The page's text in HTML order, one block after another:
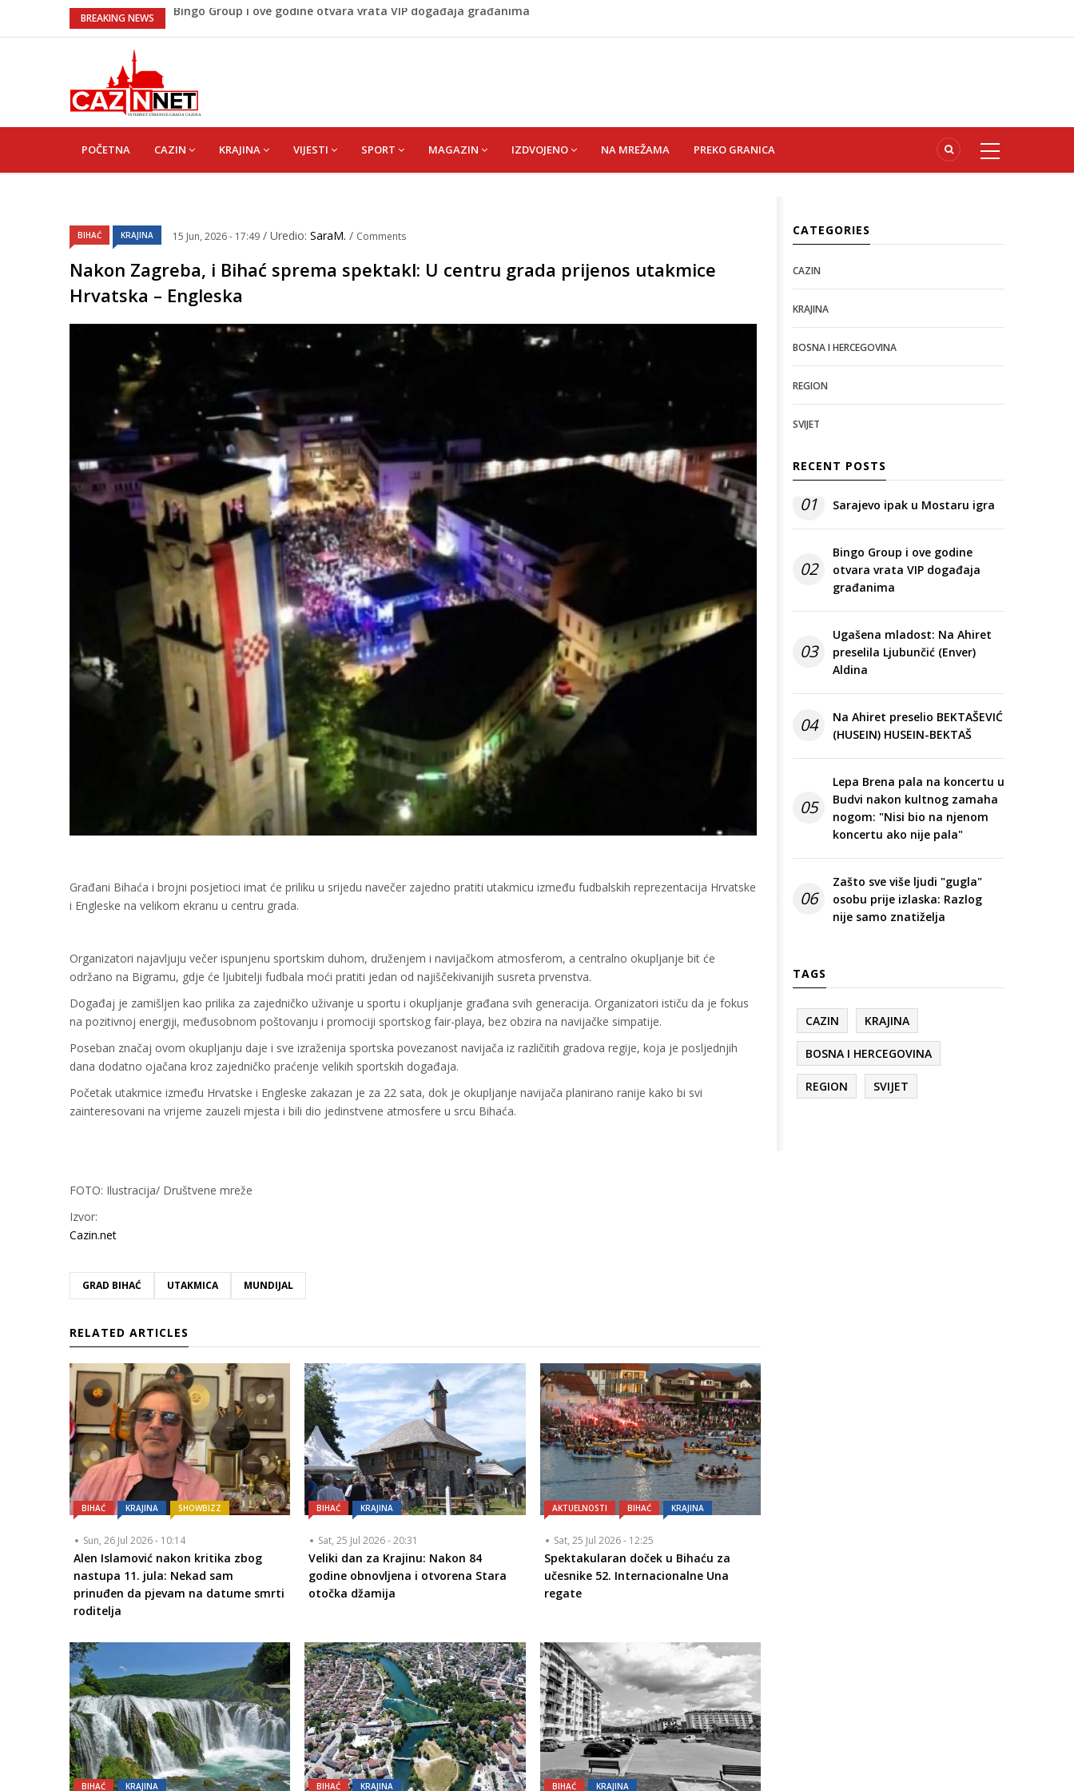
BREAKING NEWS
Sarajevo ipak u Mostaru igra
Lepa Brena pala na koncertu u Budvi nakon kultnog zamaha nogom: "Nisi bio na njenom
Ugašena mladost: Na Ahiret preselila Ljubunčić (Enver) Aldina
Bingo Group i ove godine otvara vrata VIP događaja građanima
NAVIGATION
POČETNA CAZIN KRAJINA VIJESTI SPORT MAGAZIN IZDVOJENO NA MREŽAMA PREKO GRANICA
BIHAĆ KRAJINA 15 Jun, 2026 - 17:49 / Uredio: SaraM. / Comments
Nakon Zagreba, i Bihać sprema spektakl: U centru grada prijenos utakmice
Hrvatska – Engleska
Građani Bihaća i brojni posjetioci imat će priliku u srijedu navečer zajedno pratiti utakmicu između fudbalskih reprezentacija Hrvatske
i Engleske na velikom ekranu u centru grada.
Organizatori najavljuju večer ispunjenu sportskim duhom, druženjem i navijačkom atmosferom, a centralno okupljanje bit će
održano na Bigramu, gdje će ljubitelji fudbala moći pratiti jedan od najiščekivanijih susreta prvenstva.
Događaj je zamišljen kao prilika za zajedničko uživanje u sportu i okupljanje građana svih generacija. Organizatori ističu da je fokus
na pozitivnoj energiji, međusobnom poštovanju i promociji sportskog fair-playa, bez obzira na navijačke simpatije.
Poseban značaj ovom okupljanju daje i sve izraženija sportska povezanost navijača iz različitih gradova regije, koja je posljednjih
dana dodatno ojačana kroz zajedničko praćenje velikih sportskih događaja.
Početak utakmice između Hrvatske i Engleske zakazan je za 22 sata, dok je okupljanje navijača planirano ranije kako bi svi
zainteresovani na vrijeme zauzeli mjesta i bili dio jedinstvene atmosfere u srcu Bihaća.
FOTO: Ilustracija/ Društvene mreže
Izvor:
Cazin.net
GRAD BIHAĆ UTAKMICA MUNDIJAL
RELATED ARTICLES
BIHAĆ KRAJINA SHOWBIZZ
Sun, 26 Jul 2026 - 10:14
Alen Islamović nakon kritika zbog
nastupa 11. jula: Nekad sam
prinuđen da pjevam na datume smrti
roditelja
BIHAĆ KRAJINA
Sat, 25 Jul 2026 - 20:31
Veliki dan za Krajinu: Nakon 84
godine obnovljena i otvorena Stara
otočka džamija
AKTUELNOSTI BIHAĆ KRAJINA
Sat, 25 Jul 2026 - 12:25
Spektakularan doček u Bihaću za
učesnike 52. Internacionalne Una
regate
BIHAĆ KRAJINA BIHAĆ KRAJINA BIHAĆ KRAJINA
CATEGORIES
CAZIN
KRAJINA
BOSNA I HERCEGOVINA
REGION
SVIJET
RECENT POSTS
01 Sarajevo ipak u Mostaru igra
02
Bingo Group i ove godine
otvara vrata VIP događaja
građanima
03
Ugašena mladost: Na Ahiret
preselila Ljubunčić (Enver)
Aldina
04
Na Ahiret preselio BEKTAŠEVIĆ
(HUSEIN) HUSEIN-BEKTAŠ
05
Lepa Brena pala na koncertu u
Budvi nakon kultnog zamaha
nogom: "Nisi bio na njenom
koncertu ako nije pala"
06
Zašto sve više ljudi "gugla"
osobu prije izlaska: Razlog
nije samo znatiželja
TAGS
CAZIN KRAJINA
BOSNA I HERCEGOVINA
REGION SVIJET